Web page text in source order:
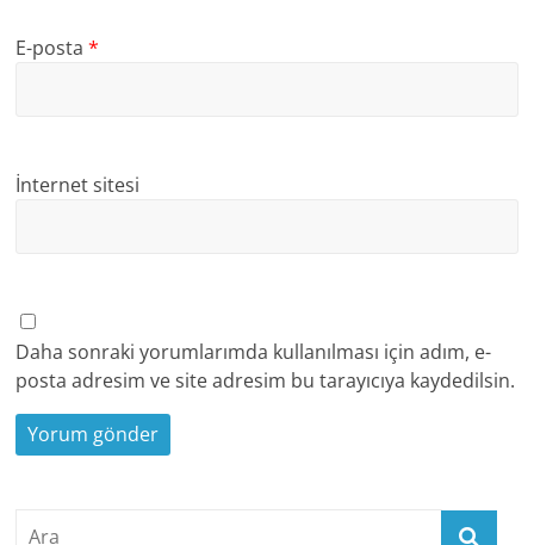
E-posta*
İnternet sitesi
Daha sonraki yorumlarımda kullanılması için adım, e-
posta adresim ve site adresim bu tarayıcıya kaydedilsin.